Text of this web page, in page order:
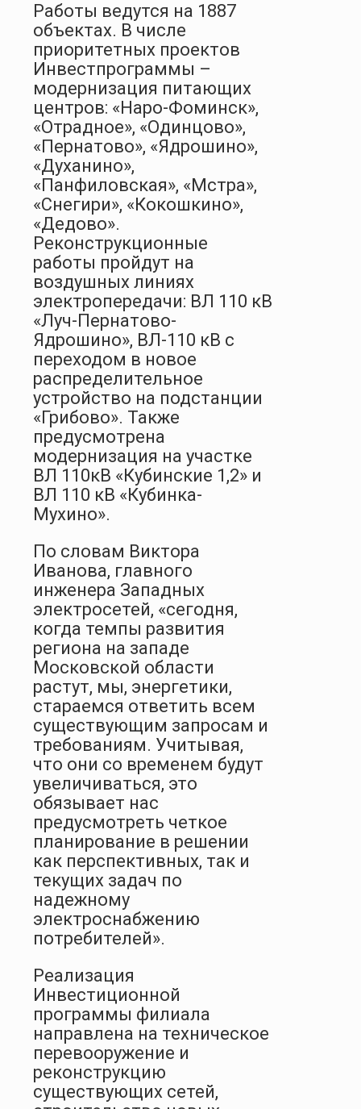
Работы ведутся на 1887
объектах. В числе
приоритетных проектов
Инвестпрограммы –
модернизация питающих
центров: «Наро-Фоминск»,
«Отрадное», «Одинцово»,
«Пернатово», «Ядрошино»,
«Духанино»,
«Панфиловская», «Мстра»,
«Снегири», «Кокошкино»,
«Дедово».
Реконструкционные
работы пройдут на
воздушных линиях
электропередачи: ВЛ 110 кВ
«Луч-Пернатово-
Ядрошино», ВЛ-110 кВ с
переходом в новое
распределительное
устройство на подстанции
«Грибово». Также
предусмотрена
модернизация на участке
ВЛ 110кВ «Кубинские 1,2» и
ВЛ 110 кВ «Кубинка-
Мухино».
По словам Виктора
Иванова, главного
инженера Западных
электросетей, «сегодня,
когда темпы развития
региона на западе
Московской области
растут, мы, энергетики,
стараемся ответить всем
существующим запросам и
требованиям. Учитывая,
что они со временем будут
увеличиваться, это
обязывает нас
предусмотреть четкое
планирование в решении
как перспективных, так и
текущих задач по
надежному
электроснабжению
потребителей».
Реализация
Инвестиционной
программы филиала
направлена на техническое
перевооружение и
реконструкцию
существующих сетей,